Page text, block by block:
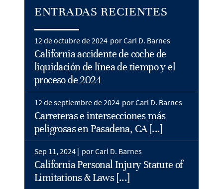
ENTRADAS RECIENTES
12 de octubre de 2024 por Carl D. Barnes
California accidente de coche de
liquidación de línea de tiempo y el
proceso de 2024
12 de septiembre de 2024 por Carl D. Barnes
Carreteras e intersecciones más
peligrosas en Pasadena, CA [...]
Sep 11, 2024 | por Carl D. Barnes
California Personal Injury Statute of
Limitations & Laws [...]